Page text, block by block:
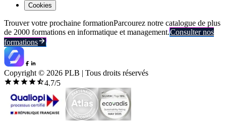
Cookies
Trouver votre prochaine formationParcourez notre catalogue de plus
de 2000 formations en informatique et management.Consulter nos
formations
Copyright © 2026 PLB | Tous droits réservés
4.7/5